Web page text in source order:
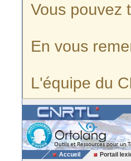
Vous pouvez
En vous
L'équipe du
Accueil Portail